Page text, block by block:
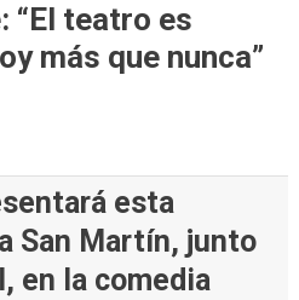
“El teatro es
más que nunca”
esta
San Martín, junto
en la comedia